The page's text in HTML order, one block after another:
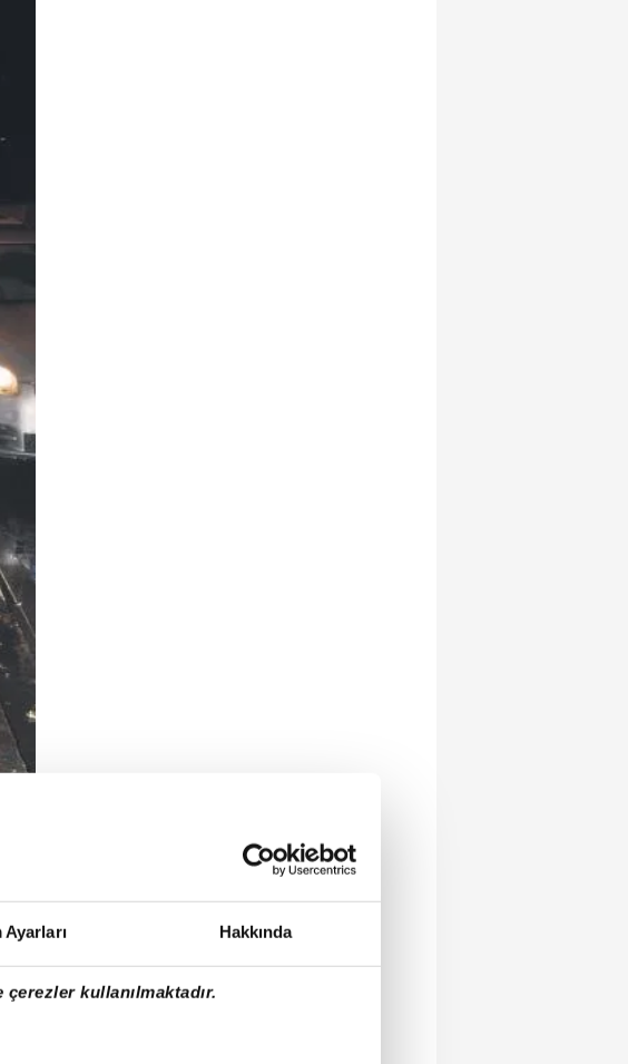
Ayarları Hakkında
kullanılmaktadır.